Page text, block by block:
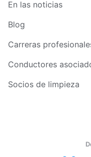
En las noticias
Blog
Carreras
Conductores
Socios de limpieza